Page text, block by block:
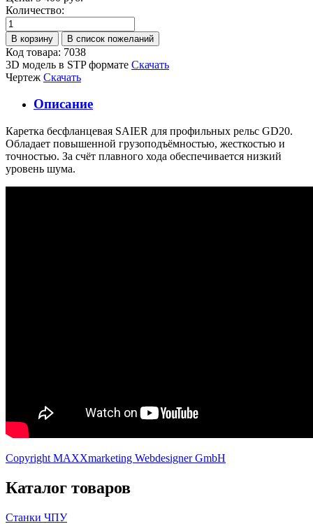
Количество:
Код товара: 7038
3D модель в STP формате Скачать
Чертеж Скачать
Описание
Каретка бесфланцевая SAIER для профильных рельс GD20.
Обладает повышенной грузоподъёмностью, жесткостью и
точностью. За счёт плавного хода обеспечивается низкий
уровень шума.
Copyright MAXXmarketing Webdesigner GmbH
Каталог товаров
Станки ЧПУ